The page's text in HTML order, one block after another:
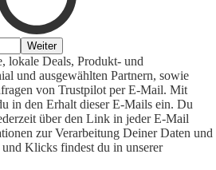
Weiter
lokale Deals, Produkt- und
und ausgewählten Partnern, sowie
von Trustpilot per E-Mail. Mit
in den Erhalt dieser E-Mails ein. Du
über den Link in jeder E-Mail
zur Verarbeitung Deiner Daten und
Klicks findest du in unserer